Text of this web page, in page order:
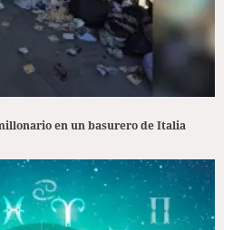
en un basurero de Italia